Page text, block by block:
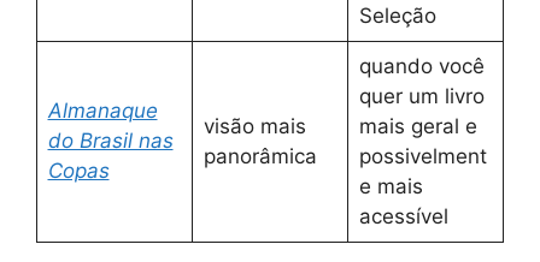
Seleção
Almanaque
do Brasil nas
Copas
visão mais
panorâmica
quando você
quer um livro
mais geral e
possivelment
e mais
acessível